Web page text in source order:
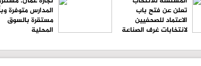
تعلن عن فتح باب
الاعتماد للصحفيين
لانتخابات غرف الصناعة
المدارس متوفرة
مستقرة بالسوق
المحلية